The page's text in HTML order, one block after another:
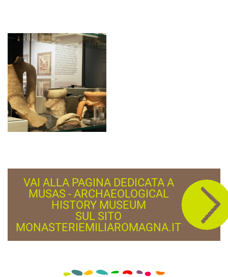
VAI ALLA PAGINA DEDICATA A
MUSAS - ARCHAEOLOGICAL
HISTORY MUSEUM
SUL SITO
MONASTERIEMILIAROMAGNA.IT